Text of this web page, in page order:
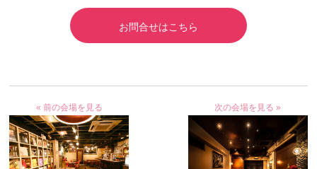
お問合せはこちら
« 前の会場を見る 次の会場を見る »